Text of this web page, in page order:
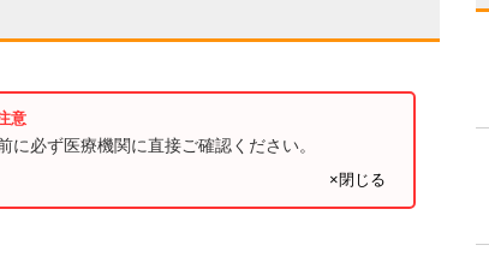
必ず医療機関に直接ご確認ください。
×閉じる